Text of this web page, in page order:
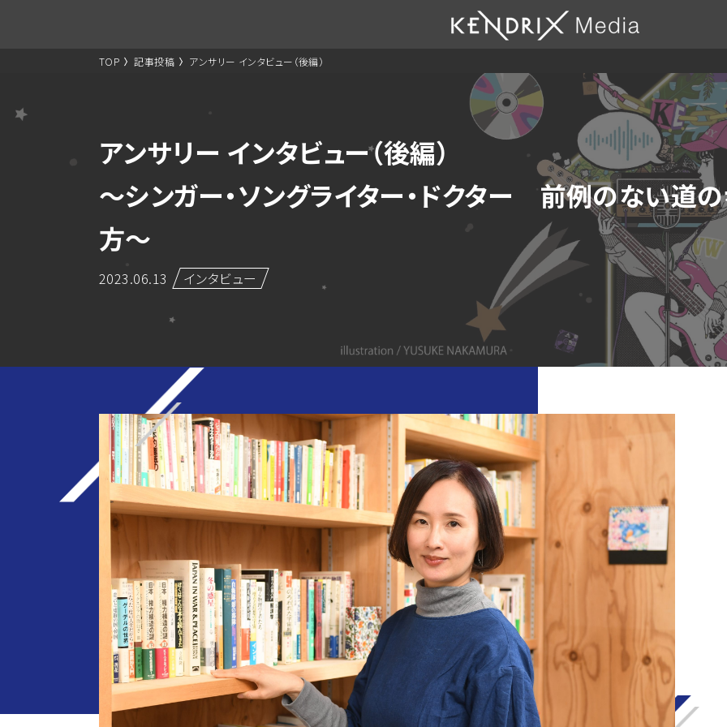
TOP 記事投稿
アンサリー インタビュー（後編）
アンサリー インタビュー（後編）
～シンガー・ソングライター・ドクター 前例のない道
方～
2023.06.13 インタビュー